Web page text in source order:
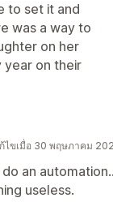
to set it and
was a way to
on her
year on their
ไขเมื่อ 30 พฤษภาคม
an
useless.